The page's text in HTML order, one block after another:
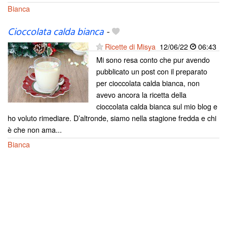
Bianca
Cioccolata calda bianca-
Ricette di Misya 12/06/22
06:43
Mi sono resa conto che pur avendo
pubblicato un post con il preparato
per cioccolata calda bianca, non
avevo ancora la ricetta della
cioccolata calda bianca sul mio blog e
ho voluto rimediare. D’altronde, siamo nella stagione fredda e chi
è che non ama...
Bianca